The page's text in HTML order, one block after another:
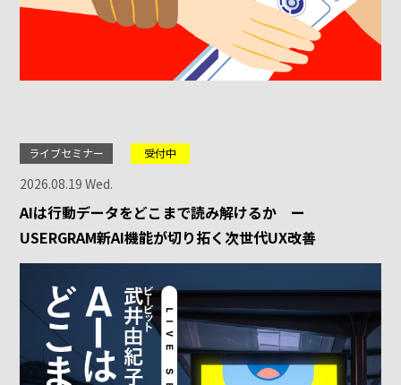
ライブセミナー 受付中
2026.08.19 Wed.
AIは行動データをどこまで読み解けるか ー
USERGRAM新AI機能が切り拓く次世代UX改善